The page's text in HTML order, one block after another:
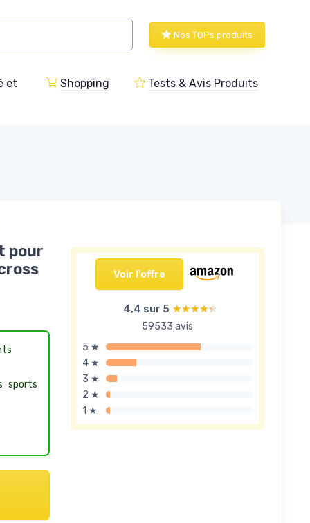
Nos TOPs produits
et
Shopping Tests & Avis Produits
Voir l'offre
4,4 sur 5 ★★★★★
★★★★★
59533 avis
5 ★
4 ★
3 ★
2 ★
1 ★
pour
sports